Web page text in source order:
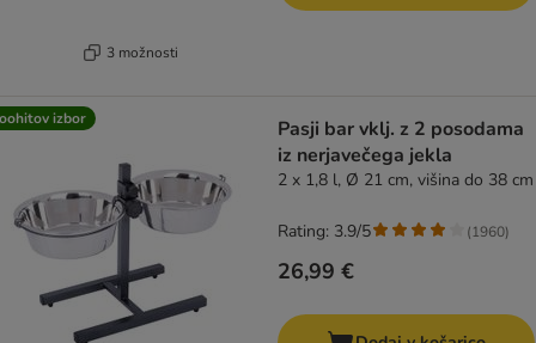
3 možnosti
izbor
Pasji bar vklj. z 2 posodama
iz nerjavečega jekla
2 x 1,8 l, Ø 21 cm, višina do 38 cm
26,99 €
Rating: 3.9/5 (1960)